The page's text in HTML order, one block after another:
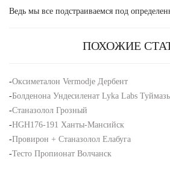
Ведь мы все подстраиваемся под
ПОХОЖИЕ
-Оксиметалон Vermodje Дербент
-Болденона Ундесиленат Lyka Labs
-Станазолол Грозный
-HGH176-191 Ханты-Мансийск
-Провирон + Станазолол Елабуга
-Тесто Пропионат Волчанск